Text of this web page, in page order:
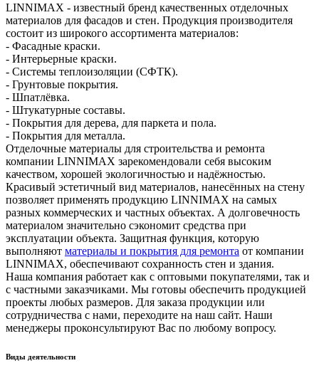
LINNIMAX - известный бренд качественных отделочных
материалов для фасадов и стен. Продукция производителя
состоит из широкого ассортимента материалов:
- Фасадные краски.
- Интерьерные краски.
- Системы теплоизоляции (СФТК).
- Грунтовые покрытия.
- Шпатлёвка.
- Штукатурные составы.
- Покрытия для дерева, для паркета и пола.
- Покрытия для металла.
Отделочные материалы для строительства и ремонта
компании LINNIMAX зарекомендовали себя высоким
качеством, хорошей экологичностью и надёжностью.
Красивый эстетичный вид материалов, нанесённых на стену
позволяет применять продукцию LINNIMAX на самых
разных коммерческих и частных объектах. А долговечность
материалом значительно сэкономит средства при
эксплуатации объекта. Защитная функция, которую
выполняют материалы и покрытия для ремонта от компании
LINNIMAX, обеспечивают сохранность стен и здания.
Наша компания работает как с оптовыми покупателями, так и
с частными заказчиками. Мы готовы обеспечить продукцией
проекты любых размеров. Для заказа продукции или
сотрудничества с нами, переходите на наш сайт. Наши
менеджеры проконсультируют Вас по любому вопросу.
Виды деятельности